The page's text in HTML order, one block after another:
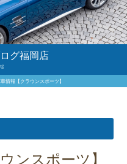
売
ス
て
案内
グ福岡店
情報【クラウンスポーツ】
ンスポーツ】